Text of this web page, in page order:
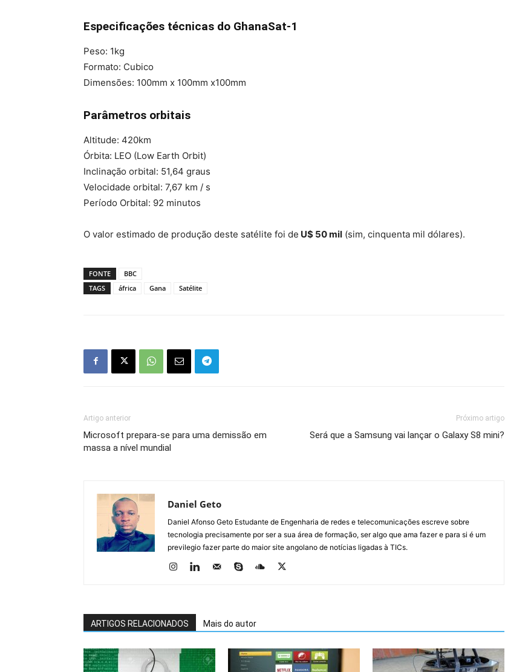
Especificações técnicas do GhanaSat-1
Peso: 1kg
Formato: Cubico
Dimensões: 100mm x 100mm x100mm
Parâmetros orbitais
Altitude: 420km
Órbita: LEO (Low Earth Orbit)
Inclinação orbital: 51,64 graus
Velocidade orbital: 7,67 km / s
Período Orbital: 92 minutos
O valor estimado de produção deste satélite foi de U$ 50 mil (sim, cinquenta mil dólares).
FONTE
BBC
TAGS
áfrica Gana Satélite
Artigo anterior
Microsoft prepara-se para uma demissão em
massa a nível mundial
Próximo artigo
Será que a Samsung vai lançar o Galaxy S8 mini?
Daniel Geto
Daniel Afonso Geto Estudante de Engenharia de redes e telecomunicações escreve sobre
tecnologia precisamente por ser a sua área de formação, ser algo que ama fazer e para si é um
previlegio fazer parte do maior site angolano de notícias ligadas à TICs.
ARTIGOS RELACIONADOS Mais do autor